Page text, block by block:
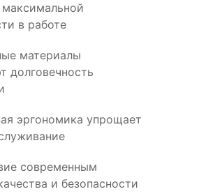
максимальной
в работе
материалы
долговечность
эргономика упрощает
современным
и безопасности